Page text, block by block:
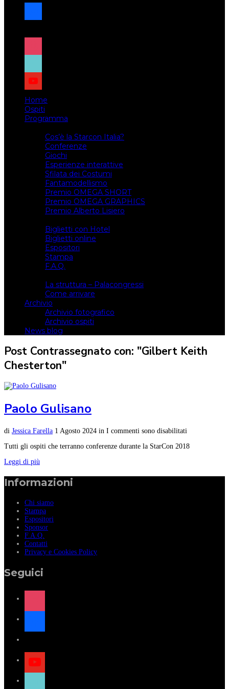
facebook
x
instagram
tiktok
youtube
Home
Ospiti
Programma
Cos’è la Starcon Italia?
Conferenze
Giochi
Esperienze interattive
Sfilata dei Costumi
Fantamodellismo
Premio OMEGA SHORT
Premio OMEGA GRAPHICS
Premio Alberto Lisiero
Biglietti con Hotel
Biglietti online
Espositori
Stampa
F.A.Q.
La struttura – Palacongressi
Come arrivare
Archivio
Archivio fotografico
Archivio ospiti
News blog
Post Contrassegnato con: "Gilbert Keith
Chesterton"
Paolo Gulisano
di Jessica Farella 1 Agosto 2024 in I commenti sono disabilitati
Tutti gli ospiti che terranno conferenze durante la StarCon 2018
Leggi di più
Informazioni
Chi siamo
Stampa
Espositori
Sponsor
F.A.Q.
Contatti
Privacy e Cookies Policy
Seguici
instagram
facebook
x
youtube
tiktok